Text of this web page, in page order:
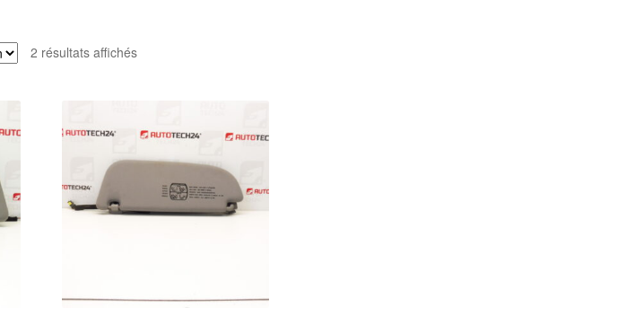
2 résultats affichésTrié
au